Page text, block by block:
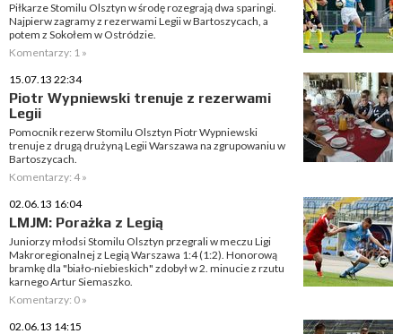
Piłkarze Stomilu Olsztyn w środę rozegrają dwa sparingi.
Najpierw zagramy z rezerwami Legii w Bartoszycach, a
potem z Sokołem w Ostródzie.
Komentarzy: 1 »
15.07.13 22:34
Piotr Wypniewski trenuje z rezerwami
Legii
Pomocnik rezerw Stomilu Olsztyn Piotr Wypniewski
trenuje z drugą drużyną Legii Warszawa na zgrupowaniu w
Bartoszycach.
Komentarzy: 4 »
02.06.13 16:04
LMJM: Porażka z Legią
Juniorzy młodsi Stomilu Olsztyn przegrali w meczu Ligi
Makroregionalnej z Legią Warszawa 1:4 (1:2). Honorową
bramkę dla "biało-niebieskich" zdobył w 2. minucie z rzutu
karnego Artur Siemaszko.
Komentarzy: 0 »
02.06.13 14:15